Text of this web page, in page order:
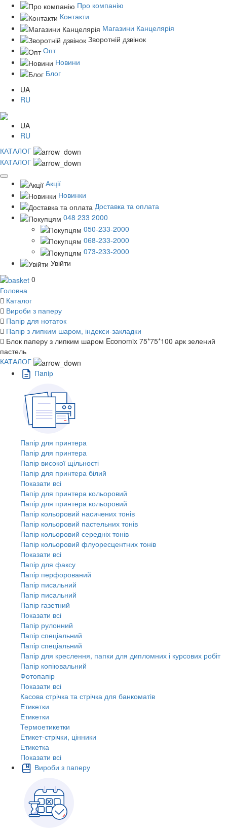
Про компанію
Контакти
Магазини Канцелярія
Зворотній дзвінок
Опт
Новини
Блог
UA
RU
UA
RU
КАТАЛОГ
КАТАЛОГ
Акції
Новинки
Доставка та оплата
048 233 2000
050-233-2000
068-233-2000
073-233-2000
Увійти
0
Головна
Каталог
Вироби з паперу
Папір для нотаток
Папір з липким шаром, індекси-закладки
Блок паперу з липким шаром Economix 75*75*100 арк зелений
пастель
КАТАЛОГ
Пaпiр
Папір для принтера
Папір для принтера
Папір високої щільності
Папір для принтера білий
Показати всі
Папір для принтера кольоровий
Папір для принтера кольоровий
Папір кольоровий насичених тонів
Папір кольоровий пастельних тонів
Папір кольоровий середніх тонів
Папір кольоровий флуоресцентних тонів
Показати всі
Папір для факсу
Папір перфорований
Папір писальний
Папір писальний
Папір газетний
Показати всі
Папір рулонний
Папір спеціальний
Папір спеціальний
Папір для креслення, папки для дипломних і курсових робіт
Папір копіювальний
Фотопапір
Показати всі
Касова стрічка та стрічка для банкоматів
Етикетки
Етикетки
Термоетикетки
Етикет-стрічки, цінники
Етикетка
Показати всі
Вироби з паперу